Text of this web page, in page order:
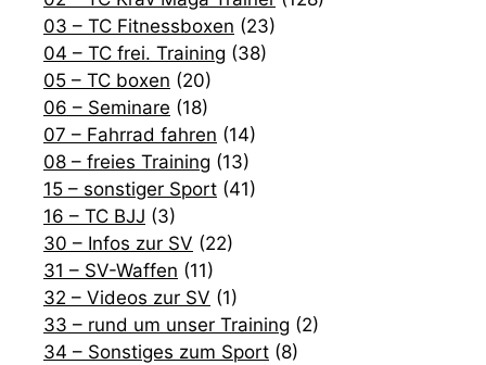
03 – TC Fitnessboxen (23)
04 – TC frei. Training (38)
05 – TC boxen (20)
06 – Seminare (18)
07 – Fahrrad fahren (14)
08 – freies Training (13)
15 – sonstiger Sport (41)
16 – TC BJJ (3)
30 – Infos zur SV (22)
31 – SV-Waffen (11)
32 – Videos zur SV (1)
33 – rund um unser Training (2)
34 – Sonstiges zum Sport (8)